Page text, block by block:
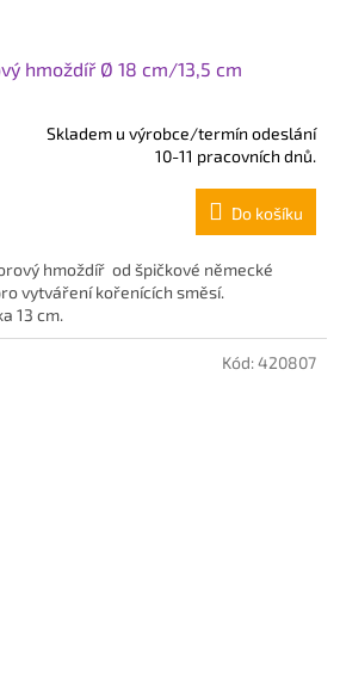
hmoždíř Ø 18 cm/13,5 cm
Skladem u výrobce/termín odeslání
10-11 pracovních dnů.
Do košíku
hmoždíř od špičkové německé
vytváření kořenících směsí.
13 cm.
Kód:420807